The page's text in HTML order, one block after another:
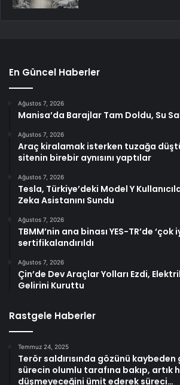
En Güncel Haberler
Ağustos 7, 2026
Manisa’da Barajlar Tam Doldu, Su
Ağustos 7, 2026
Araç kiralamak isterken tuzağa
sitenin birebir aynısını yaptılar
Ağustos 7, 2026
Tesla, Türkiye’deki Model Y
Zeka Asistanını Sundu
Ağustos 7, 2026
TBMM’nin ana binası YES-TR’de ‘çok
sertifikalandırıldı
Ağustos 7, 2026
Çin’de Dev Araçlar Yolları Ezdi,
Gelirini Kuruttu
Rastgele Haberler
Temmuz 24, 2025
Terör saldırısında gözünü kaybeden
sürecin olumlu tarafına bakıp, artık
düşmeyeceğini ümit ederek süreci…